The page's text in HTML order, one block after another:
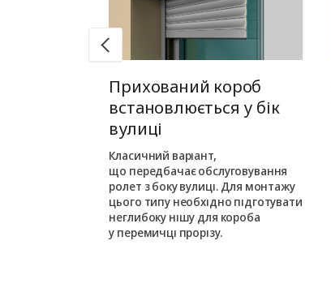
Прихований короб
встановлюється у бік
вулиці
Класичний варіант,
що передбачає обслуговування
ролет з боку вулиці. Для монтажу
цього типу необхідно підготувати
неглибоку нішу для короба
у перемичці прорізу.